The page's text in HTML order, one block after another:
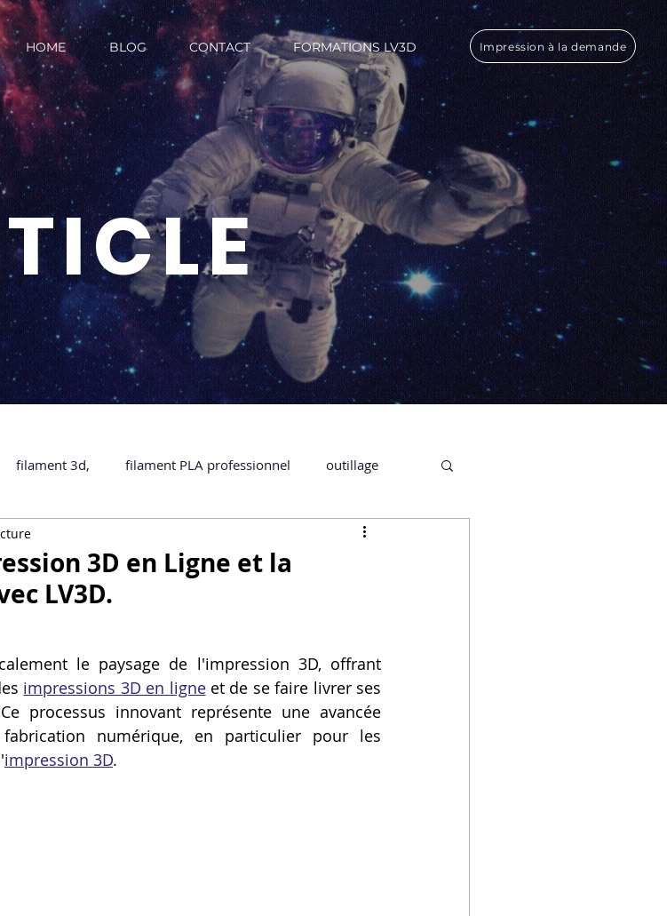
HOME BLOG CONTACT FORMATIONS LV3D Impression à la demande
filament 3d, filament PLA professionnel outillage
3D professionelle
3D SCANNER 3D
Formation 3D en ligne. Formation 3D CPF
Service administratif en ligne Secrétaire en Ligne
3D en Ligne et la
LV3D.
le paysage de l'impression 3D, offrant
impressions 3D en ligne et de se faire livrer ses
processus innovant représente une avancée
numérique, en particulier pour les
impression 3D.